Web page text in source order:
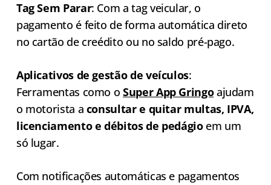
Tag Sem Parar: Com a tag veicular, o
pagamento é feito de forma automática direto
no cartão de creédito ou no saldo pré-pago.
Aplicativos de gestão de veículos:
Ferramentas como oSuper App Gringoajudam
o motorista a consultar e quitar multas, IPVA,
licenciamento e débitos de pedágioem um
só lugar.
Com notificações automáticas e pagamentos